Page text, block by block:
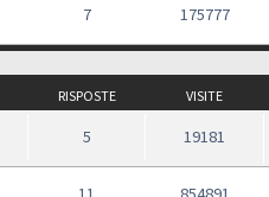
7 175777
RISPOSTE VISITE
5 19181